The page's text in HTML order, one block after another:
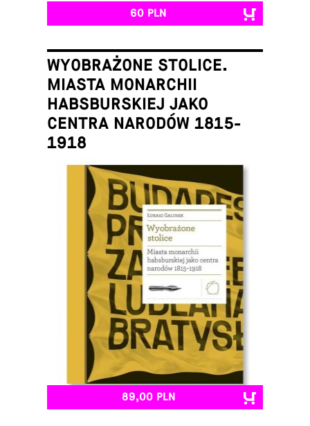
60 PLN
WYOBRAŻONE STOLICE.
MIASTA MONARCHII
HABSBURSKIEJ JAKO
CENTRA NARODÓW 1815-
1918
Łukasz Galusek
89,00 PLN